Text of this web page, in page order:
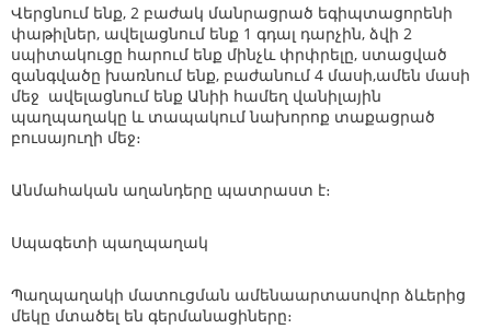
Վերցնում ենք, 2 բաժակ մանրացրած եգիպտացորենի
փաթիլներ, ավելացնում ենք 1 գդալ դարչին, ձվի 2
սպիտակուցը հարում ենք մինչև փրփրելը, ստացված
զանգվածը խառնում ենք, բաժանում 4 մասի,ամեն մասի
մեջ ավելացնում ենք Անիի համեղ վանիլային
պաղպաղակը և տապակում նախորոք տաքացրած
բուսայուղի մեջ։
Անմահական աղանդերը պատրաստ է։
Սպագետի պաղպաղակ
Պաղպաղակի մատուցման ամենաարտասովոր ձևերից
մեկը մտածել են գերմանացիները։